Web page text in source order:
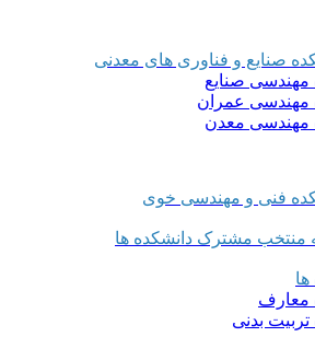
صنایع و فناوری های معدنی
مهندسی صنایع
مهندسی عمران
مهندسی معدن
فنی و مهندسی خوی
منتخب مشترک دانشکده ها
معارف
بدنی